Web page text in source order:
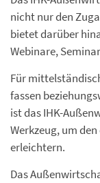
nicht nur den
bietet darüber
Webinare,
Für
fassen
ist das IHK-
Werkzeug, um
erleichtern.
Das